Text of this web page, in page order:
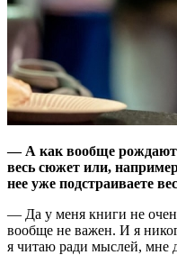
— А как вообще
весь сюжет или,
нее уже подстраиваете
— Да у меня книги не
вообще не важен. И я
я читаю ради мыслей, мне